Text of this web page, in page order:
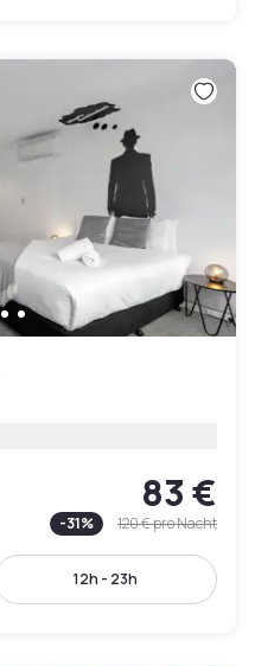
83 €
-31% 120 €pro Nacht
12h - 23h